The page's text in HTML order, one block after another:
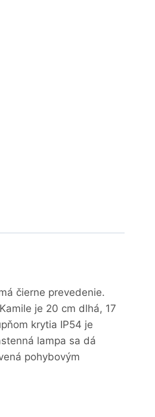
čierne prevedenie.
je 20 cm dlhá, 17
krytia IP54 je
lampa sa dá
pohybovým